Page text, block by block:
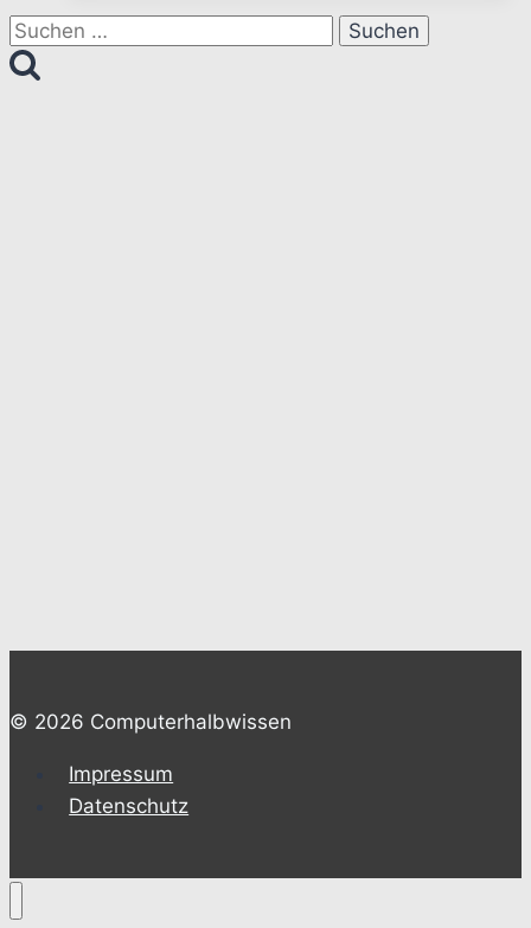
Base64
PNG
Suchen
nach:
© 2026 Computerhalbwissen
Impressum
Datenschutz